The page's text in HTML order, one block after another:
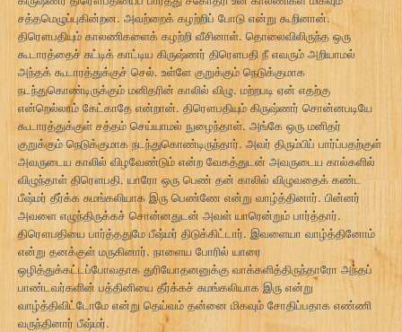
சத்தமெழுப்புகின்றன. அவற்றைக் கழற்றிப் போடு என்று கூறினான்.
திரௌபதியும் காலணிகளைக் கழற்றி வீசினாள். தொலைவிலிருந்த ஒரு
கூடாரத்தைச் சுட்டிக் காட்டிய கிருஷ்ணர் திரௌபதி நீ எவரும் அறியாமல்
அந்தக் கூடாரத்துக்குச் செல். உள்ளே குறுக்கும் நெடுக்குமாக
நடந்துகொண்டிருக்கும் மனிதரின் காலில் விழு. மற்றபடி ஏன் எதற்கு
என்றெல்லாம் கேட்காதே என்றான். திரௌபதியும் கிருஷ்ணர் சொன்னபடியே
கூடாரத்துக்குள் சத்தம் செய்யாமல் நுழைந்தாள். அங்கே ஒரு மனிதர்
குறுக்கும் நெடுக்குமாக நடந்துகொண்டிருந்தார். அவர் திரும்பிப் பார்ப்பதற்குள்
அவருடைய காலில் விழவேண்டும் என்ற வேகத்துடன் அவருடைய கால்களில்
விழுந்தாள் திரௌபதி. யாரோ ஒரு பெண் தன் காலில் விழுவதைக் கண்ட
பீஷ்மர் தீர்க்க சுமங்கலியாக இரு பெண்ணே என்று வாழ்த்தினார். பின்னர்
அவளை எழுந்திருக்கச் சொன்னதுடன் அவள் யாரென்றும் பார்த்தார்.
திரௌபதியை பார்த்ததுமே பீஷ்மர் திடுக்கிட்டார். இவளையா வாழ்த்தினோம்
என்று தனக்குள் மருகினார். நாளைய போரில் யாரை
ஒழித்துக்கட்டப்போவதாக துரியோதனனுக்கு வாக்களித்திருந்தாரோ அந்தப்
பாண்டவர்களின் பத்தினியை தீர்க்கச் சுமங்கலியாக இரு என்று
வாழ்த்திவிட்டோமே என்று தெய்வம் தன்னை மிகவும் சோதிப்பதாக எண்ணி
வருந்தினார் பீஷ்மர்.